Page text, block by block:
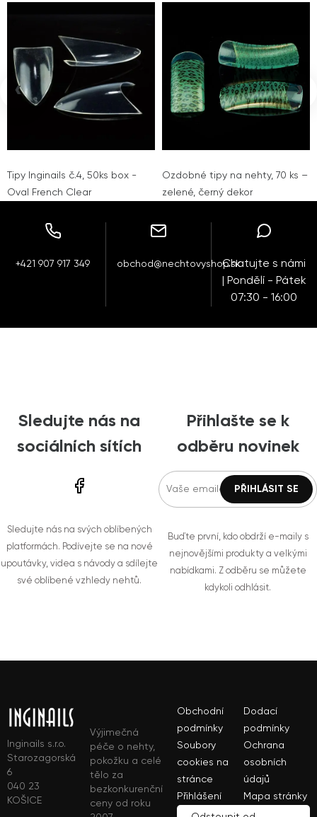
Tipy Inginails č.4, 50ks box -
Oval French Clear
Ozdobné tipy na nehty, 70 ks –
zelené, černý dekor
‹ ›
+421 907 917 349 obchod@nechtovyshop.skChatujte s námi
| Pondělí - Pátek
07:30 - 16:00
Sledujte nás na
sociálních sítích
Sledujte nás na svých oblíbených
platformách. Podívejte se na nové
upoutávky, videa s návody a sdílejte
své oblíbené vzhledy nehtů.
Přihlašte se k
odběru novinek
Buďte první, kdo obdrží e-maily s
nejnovějšími produkty a velkými
nabídkami. Z odběru se můžete
kdykoli odhlásit.
Inginails s.r.o.
Starozagorská
6
040 23
KOŠICE
Výjimečná
péče o nehty,
pokožku a celé
tělo za
bezkonkurenční
ceny od roku
Obchodní
podmínky
Dodací
podmínky
Soubory
cookies na
stránce
Ochrana
osobních
údajů
Přihlášení
Mapa stránky